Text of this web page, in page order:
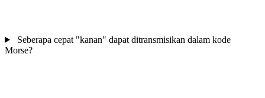
Seberapa cepat "kanan" dapat ditransmisikan dalam kode
Morse?